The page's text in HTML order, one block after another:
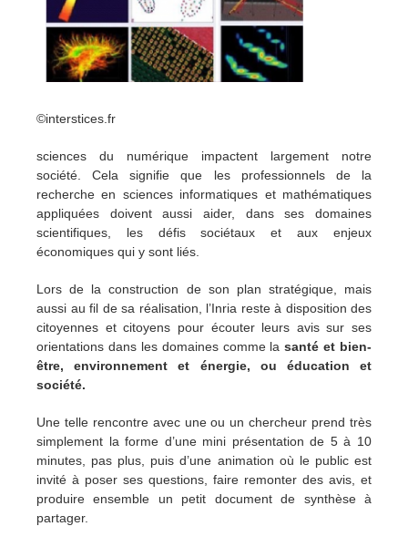
©interstices.fr
sciences du numérique impactent largement notre
société. Cela signifie que les professionnels de la
recherche en sciences informatiques et mathématiques
appliquées doivent aussi aider, dans ses domaines
scientifiques, les défis sociétaux et aux enjeux
économiques qui y sont liés.
Lors de la construction de son plan stratégique, mais
aussi au fil de sa réalisation, l’Inria reste à disposition des
citoyennes et citoyens pour écouter leurs avis sur ses
orientations dans les domaines comme lasanté et bien-
être, environnement et énergie, ou éducation et
société.
Une telle rencontre avec une ou un chercheur prend très
simplement la forme d’une mini présentation de 5 à 10
minutes, pas plus, puis d’une animation où le public est
invité à poser ses questions, faire remonter des avis, et
produire ensemble un petit document de synthèse à
partager.